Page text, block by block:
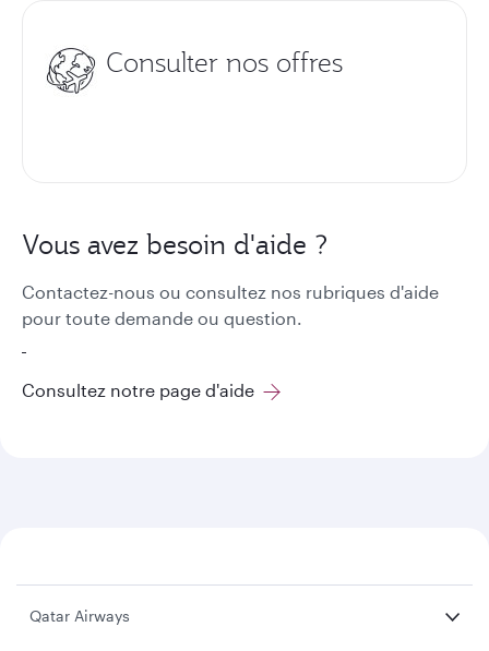
Consulter nos offres
Vous avez besoin d'aide ?
Contactez-nous ou consultez nos rubriques d'aide
pour toute demande ou question.
Consultez notre page d'aide
Qatar Airways